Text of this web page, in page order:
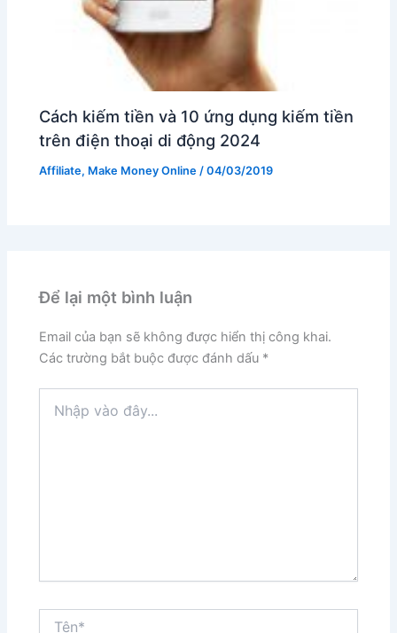
Cách kiếm tiền và 10 ứng dụng kiếm tiền
trên điện thoại di động 2024
Affiliate, Make Money Online /04/03/2019
Để lại một bình luận
Email của bạn sẽ không được hiển thị công khai.
Các trường bắt buộc được đánh dấu *
vào